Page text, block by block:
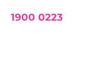
1900 0223